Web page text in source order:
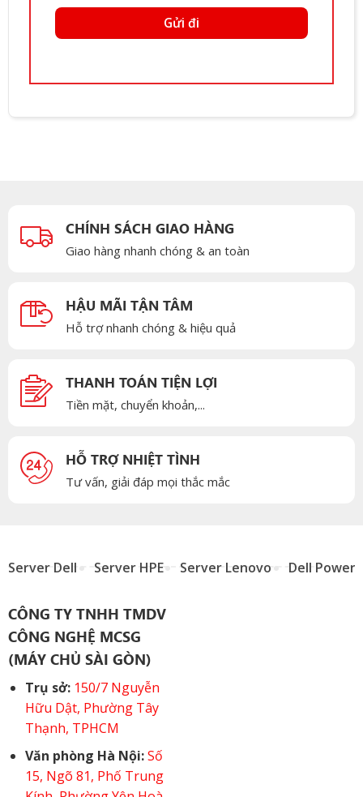
CHÍNH SÁCH GIAO HÀNG
Giao hàng nhanh chóng & an toàn
HẬU MÃI TẬN TÂM
Hỗ trợ nhanh chóng & hiệu quả
THANH TOÁN TIỆN LỢI
Tiền mặt, chuyển khoản,...
HỖ TRỢ NHIỆT TÌNH
Tư vấn, giải đáp mọi thắc mắc
Server Dell Server HPE Server Lenovo Dell
CÔNG TY TNHH TMDV
CÔNG NGHỆ MCSG
(MÁY CHỦ SÀI GÒN)
Trụ sở: 150/7 Nguyễn
Hữu Dật, Phường Tây
Thạnh, TPHCM
Văn phòng Hà Nội: Số
15, Ngõ 81, Phố Trung